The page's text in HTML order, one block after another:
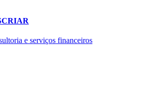
e serviços financeiros